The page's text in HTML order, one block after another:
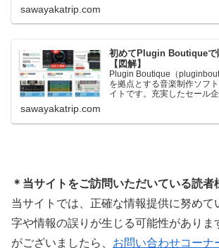
ます。＊無料配布終了予定
sawayakatrip.com
初めてPlugin Boutiqueで
【図解】
Plugin Boutique（
を拠点とする音楽制作ソフ
イトです。充実したセール
に知っておきたいこと価格
sawayakatrip.com
＊当サイトをご訪問いただいている読者
当サイトでは、正確な情報提供に努めて
字や情報の誤りが生じる可能性がありま
がございましたら、 お問い合わせコーナ